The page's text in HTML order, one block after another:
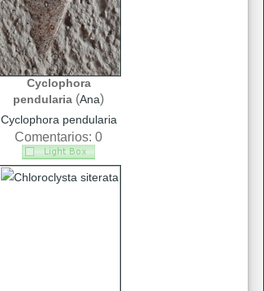
Cyclophora
pendularia (Ana)
Cyclophora pendularia
Comentarios: 0